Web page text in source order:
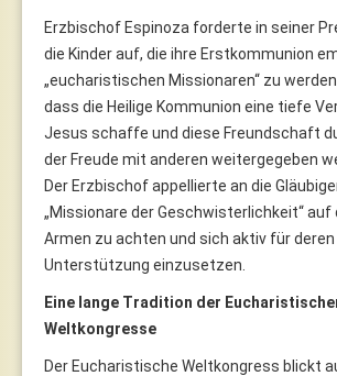
Erzbischof Espinoza forderte in seiner
die Kinder auf, die ihre Erstkommunion
„eucharistischen Missionaren“ zu
dass die Heilige Kommunion eine tiefe
Jesus schaffe und diese Freundschaft
der Freude mit anderen weitergegeben
Der Erzbischof appellierte an die
„Missionare der Geschwisterlichkeit“ auf
Armen zu achten und sich aktiv für deren
Unterstützung einzusetzen.
Eine lange Tradition der
Weltkongresse
Der Eucharistische Weltkongress blickt